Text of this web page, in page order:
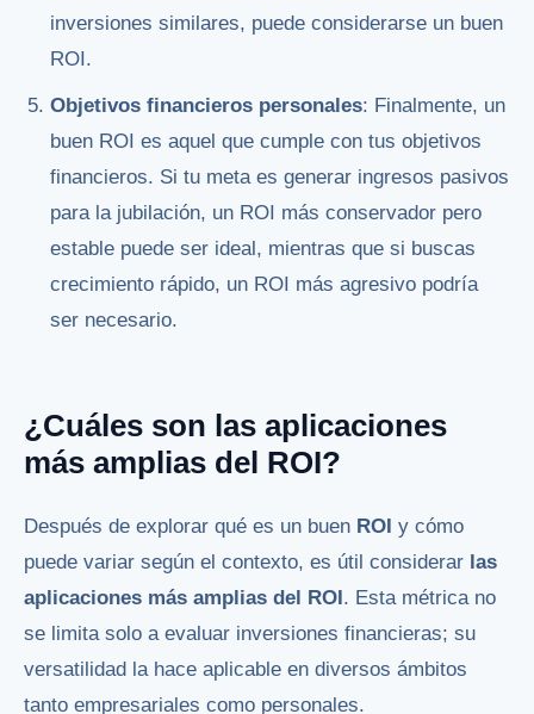
inversiones similares, puede considerarse un buen
ROI.
Objetivos financieros personales: Finalmente, un
buen ROI es aquel que cumple con tus objetivos
financieros. Si tu meta es generar ingresos pasivos
para la jubilación, un ROI más conservador pero
estable puede ser ideal, mientras que si buscas
crecimiento rápido, un ROI más agresivo podría
ser necesario.
¿Cuáles son las aplicaciones
más amplias del ROI?
Después de explorar qué es un buen ROI y cómo
puede variar según el contexto, es útil considerar las
aplicaciones más amplias del ROI. Esta métrica no
se limita solo a evaluar inversiones financieras; su
versatilidad la hace aplicable en diversos ámbitos
tanto empresariales como personales.